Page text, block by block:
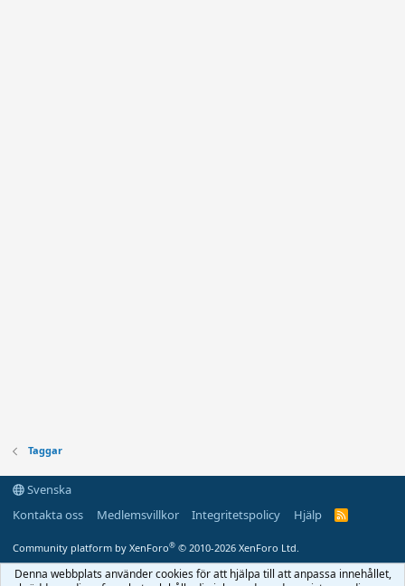
Taggar
Svenska
Kontakta oss
Medlemsvillkor Integritetspolicy Hjälp
R
Community platform by XenForo® © 2010-2026 XenForo Ltd.
Denna webbplats använder cookies för att hjälpa till att anpassa innehållet,